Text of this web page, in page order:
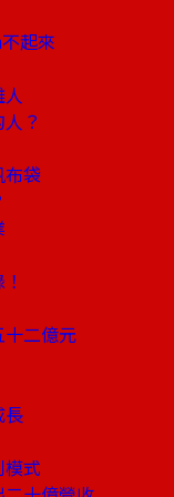
起來
？
布袋
二億元
長
式